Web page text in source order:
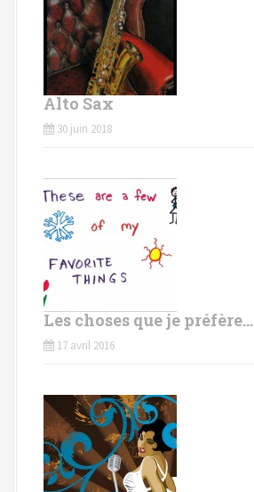
Alto Sax
30 juin 2018
Les choses que je préfère…
17 avril 2016